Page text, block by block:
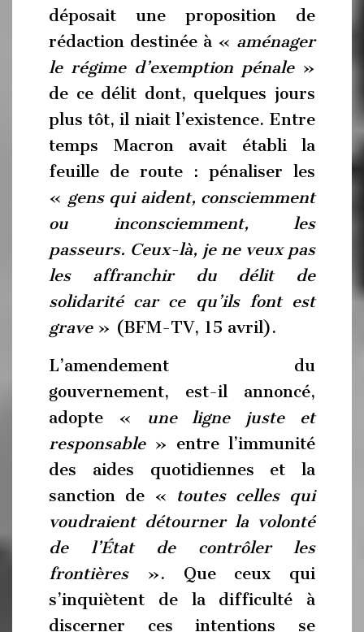
déposait une proposition de
rédaction destinée à « aménager
le régime d’exemption pénale»
de ce délit dont, quelques jours
plus tôt, il niait l’existence. Entre
temps Macron avait établi la
feuille de route : pénaliser les
« gens qui aident, consciemment
ou inconsciemment, les
passeurs. Ceux-là, je ne veux pas
les affranchir du délit de
solidarité car ce qu’ils font est
grave» (BFM-TV, 15 avril).
L’amendement du
gouvernement, est-il annoncé,
adopte « une ligne juste et
responsable» entre l’immunité
des aides quotidiennes et la
sanction de « toutes celles qui
voudraient détourner la volonté
de l’État de contrôler les
frontières». Que ceux qui
s’inquiètent de la difficulté à
discerner ces intentions se